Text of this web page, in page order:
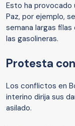
Esto ha provocado
Paz, por ejemplo,
semana largas
las gasolineras.
Protesta
Los conflictos en
interino dirija sus
asilado.